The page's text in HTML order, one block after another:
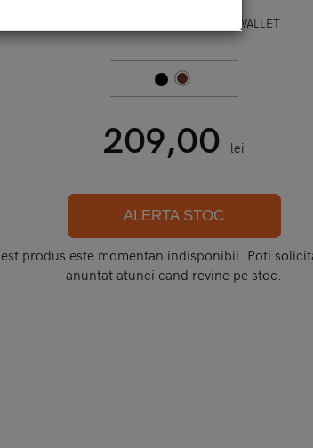
IPHONE 14 PRO MAX - Q - WALLET
209,00 lei
ALERTA STOC
produs este momentan indisponibil. Poti
anuntat atunci cand revine pe stoc.